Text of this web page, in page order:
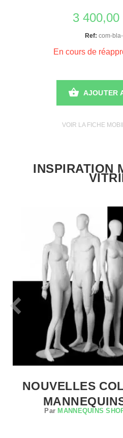
3 400,00
Ref: com-
En cours de
AJOUTER
VOIR LA FICHE
INSPIRATION
NOUVELLES
Par MANNEQUINS